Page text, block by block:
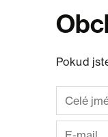
Pokud